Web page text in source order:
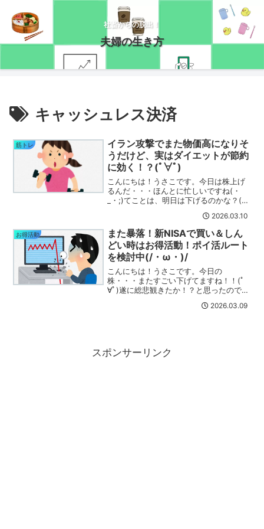
社畜からの脱出！
夫婦の生き方
キャッシュレス決済
筋トレ
イラン攻撃でまた物価高になりそ
うだけど、実はダイエットが節約
に効く！？(ﾟ∀ﾟ)
こんにちは！うさこです。今日は株上げ
るんだ・・・ほんとに忙しいですね(・
_・;)てことは、明日は下げるのかな？(ﾟ
ます上がりそうな予感がする今日この
頃・・・この機会にダイエットを始めて
みるのはいかがで...
2026.03.10
お得活動
また暴落！新NISAで買い＆しん
どい時はお得活動！ポイ活ルート
を検討中(/・ω・)/
こんにちは！うさこです。今日の
株・・・またすごい下げてますね！！(ﾟ
∀ﾟ)遂に総悲観きたか！？と思ったのです
大分先行きが不安な情勢になってきまし
2026.03.09
スポンサーリンク